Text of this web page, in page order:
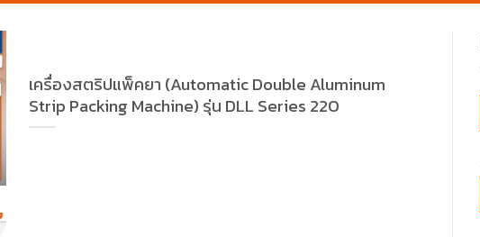
เครื่องสตริปแพ็คยา (Automatic Double Aluminum
Strip Packing Machine) รุ่น DLL Series 220